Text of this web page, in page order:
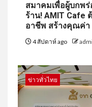
สมาคมเพื่อผู้บกพร่
ร้าน! AMIT Cafe
อาชีพ สร้างคุณค่า
4 สัปดาห์ ago
ข่าวทั่วไทย